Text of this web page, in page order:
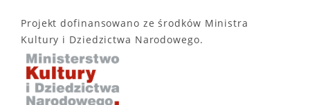
Projekt dofinansowano ze środków Ministra
Kultury i Dziedzictwa Narodowego.